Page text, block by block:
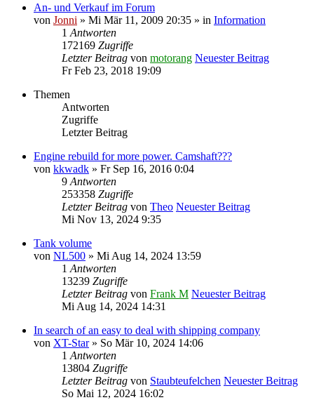
An- und Verkauf im Forum
von Jonni » Mi Mär 11, 2009 20:35 » in Information
1 Antworten
172169 Zugriffe
Letzter Beitrag von motorang Neuester Beitrag
Fr Feb 23, 2018 19:09
Themen
Antworten
Zugriffe
Letzter Beitrag
Engine rebuild for more power. Camshaft???
von kkwadk » Fr Sep 16, 2016 0:04
9 Antworten
253358 Zugriffe
Letzter Beitrag von Theo Neuester Beitrag
Mi Nov 13, 2024 9:35
Tank volume
von NL500 » Mi Aug 14, 2024 13:59
1 Antworten
13239 Zugriffe
Letzter Beitrag von Frank M Neuester Beitrag
Mi Aug 14, 2024 14:31
In search of an easy to deal with shipping company
von XT-Star» So Mär 10, 2024 14:06
1 Antworten
13804 Zugriffe
Letzter Beitrag von Staubteufelchen Neuester Beitrag
So Mai 12, 2024 16:02